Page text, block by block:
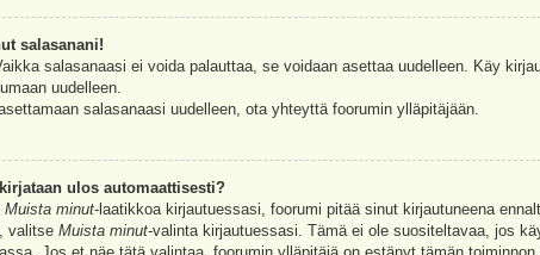
salasanani!
salasanaasi ei voida palauttaa, se voidaan asettaa uudelleen. Käy
uudelleen.
salasanaasi uudelleen, ota yhteyttä foorumin ylläpitäjään.
ulos automaattisesti?
Muista minut-laatikkoa kirjautuessasi, foorumi pitää sinut kirjautuneena
valitse Muista minut-valinta kirjautuessasi. Tämä ei ole suositeltavaa, jos